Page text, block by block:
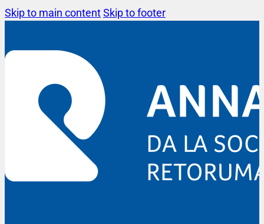
Skip to main contentSkip to footer